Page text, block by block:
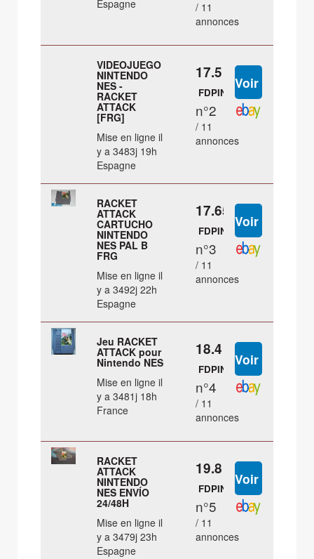
Espagne
/ 11
annonces
VIDEOJUEGO
NINTENDO
NES -
RACKET
ATTACK
[FRG]
Mise en ligne il
y a 3483j 19h
Espagne
17.5 €
FDPIN
n°2
/ 11
annonces
RACKET
ATTACK
CARTUCHO
NINTENDO
NES PAL B
FRG
Mise en ligne il
y a 3492j 22h
Espagne
17.65 €
FDPIN
n°3
/ 11
annonces
Jeu RACKET
ATTACK pour
Nintendo NES
Mise en ligne il
y a 3481j 18h
France
18.4 €
FDPIN
n°4
/ 11
annonces
RACKET
ATTACK
NINTENDO
NES ENVÍO
24/48H
Mise en ligne il
y a 3479j 23h
Espagne
19.8 €
FDPIN
n°5
/ 11
annonces